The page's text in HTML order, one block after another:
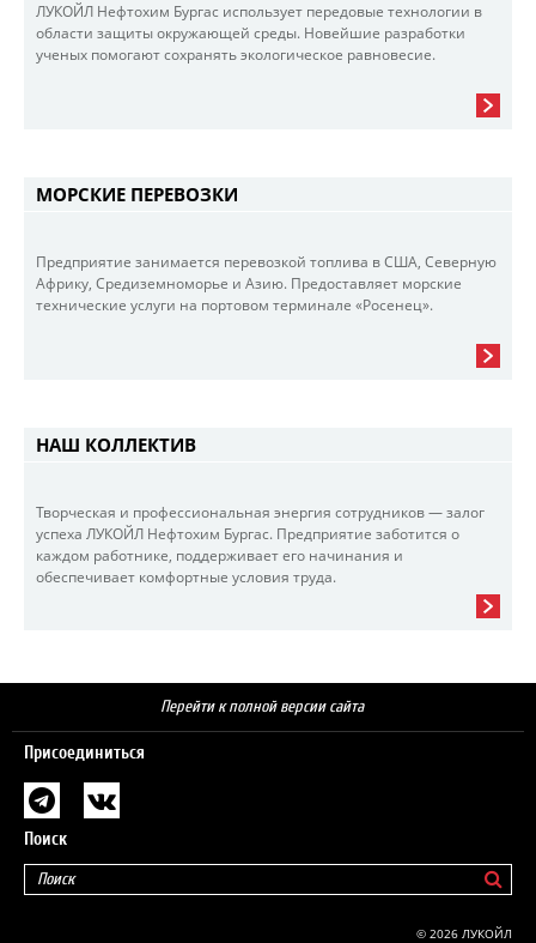
ЛУКОЙЛ Нефтохим Бургас использует передовые технологии в
области защиты окружающей среды. Новейшие разработки
ученых помогают сохранять экологическое равновесие.
МОРСКИЕ ПЕРЕВОЗКИ
Предприятие занимается перевозкой топлива в США, Северную
Африку, Средиземноморье и Азию. Предоставляет морские
технические услуги на портовом терминале «Росенец».
НАШ КОЛЛЕКТИВ
Творческая и профессиональная энергия сотрудников — залог
успеха ЛУКОЙЛ Нефтохим Бургас. Предприятие заботится о
каждом работнике, поддерживает его начинания и
обеспечивает комфортные условия труда.
Перейти к полной версии сайта
Присоединиться
Поиск
© 2026 ЛУКОЙЛ